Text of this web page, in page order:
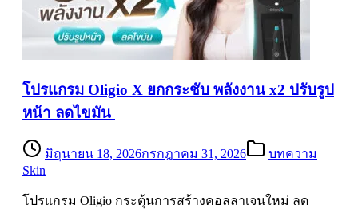
โปรแกรม Oligio X ยกกระชับ พลังงาน x2 ปรับรูป
หน้า ลดไขมัน
มิถุนายน 18, 2026กรกฎาคม 31, 2026
บทความ
Skin
โปรแกรม Oligio กระตุ้นการสร้างคอลลาเจนใหม่ ลด